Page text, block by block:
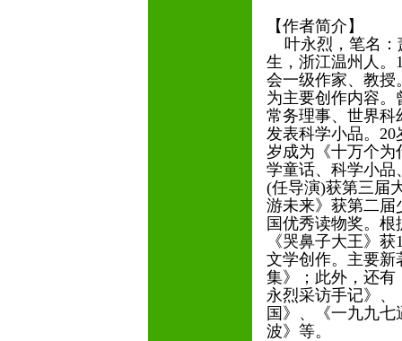
【作者简介】
叶永烈，笔名：
生，浙江温州人。
会一级作家、教授
为主要创作内容
常务理事、世界科
发表科学小品。
岁成为《十万个为
学童话、科学小品
(任导演)获第三届
游未来》获第二届
国优秀读物奖。
《哭鼻子大王》
文学创作。主要新
集》；此外，还有
永烈采访手记》
国》、《一九九
波》等。